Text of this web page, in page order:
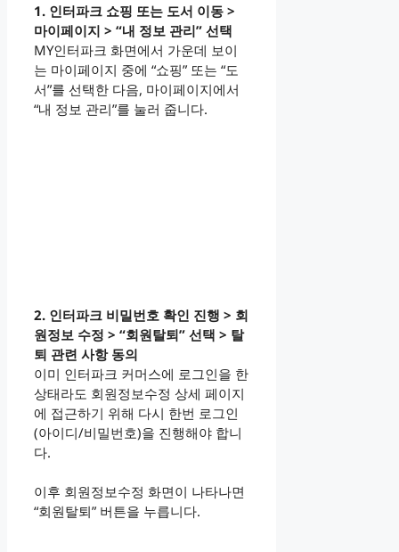
1. 인터파크 쇼핑 또는 도서 이동 >
마이페이지 > “내 정보 관리” 선택
MY인터파크 화면에서 가운데 보이
는 마이페이지 중에 “쇼핑” 또는 “도
서”를 선택한 다음, 마이페이지에서
“내 정보 관리”를 눌러 줍니다.
2. 인터파크 비밀번호 확인 진행 > 회
원정보 수정 > “회원탈퇴” 선택 > 탈
퇴 관련 사항 동의
이미 인터파크 커머스에 로그인을 한
상태라도 회원정보수정 상세 페이지
에 접근하기 위해 다시 한번 로그인
(아이디/비밀번호)을 진행해야 합니
다.
이후 회원정보수정 화면이 나타나면
“회원탈퇴” 버튼을 누릅니다.